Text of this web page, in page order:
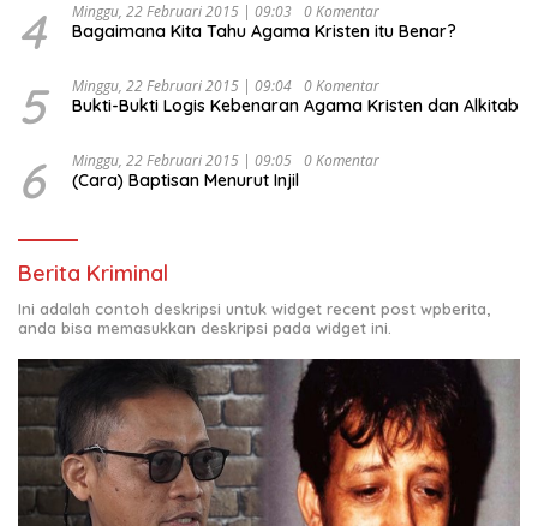
4 Minggu, 22 Februari 2015 | 09:03 0 Komentar
Bagaimana Kita Tahu Agama Kristen itu Benar?
5 Minggu, 22 Februari 2015 | 09:04 0 Komentar
Bukti-Bukti Logis Kebenaran Agama Kristen dan Alkitab
6 Minggu, 22 Februari 2015 | 09:05 0 Komentar
(Cara) Baptisan Menurut Injil
Berita Kriminal
Ini adalah contoh deskripsi untuk widget recent post wpberita,
anda bisa memasukkan deskripsi pada widget ini.